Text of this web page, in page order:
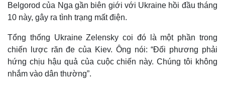
Thế giới
Belgorod của Nga gần biên giới với Ukraine hồi đầu tháng
10 này, gây ra tình trạng mất điện.
Tổng thống Ukraine Zelensky coi đó là một phần trong
chiến lược răn đe của Kiev. Ông nói: “Đối phương phải
hứng chịu hậu quả của cuộc chiến này. Chúng tôi không
nhắm vào dân thường”.